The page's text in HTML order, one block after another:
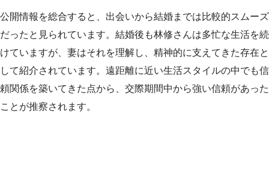
公開情報を総合すると、出会いから結婚までは比較的スムーズ
だったと見られています。結婚後も林修さんは多忙な生活を続
けていますが、妻はそれを理解し、精神的に支えてきた存在と
して紹介されています。遠距離に近い生活スタイルの中でも信
頼関係を築いてきた点から、交際期間中から強い信頼があった
ことが推察されます。